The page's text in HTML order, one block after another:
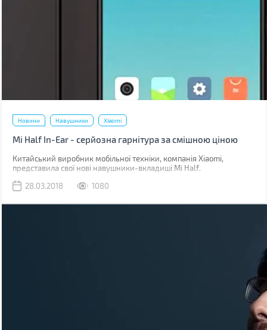
Новини Навушники Xiaomi
Mi Half In-Ear - серйозна гарнітура за смішною ціною
Китайський виробник мобільної техніки, компанія Xiaomi,
представила свої нові навушники-вкладиші Mi Half.
28.03.2018
1080